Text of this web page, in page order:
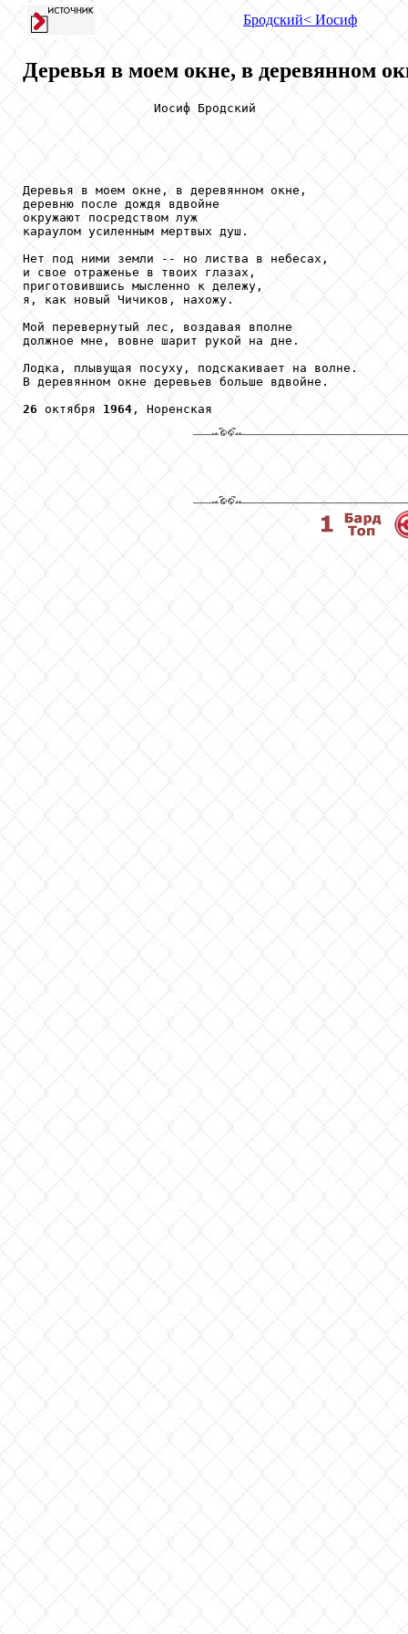
Бродский< Иосиф
Деревья в моем окне, в деревянном
                  Иосиф Бродский
Деревья в моем окне, в деревянном окне,
деревню после дождя вдвойне
окружают посредством луж
караулом усиленным мертвых душ.
Нет под ними земли -- но листва в небесах,
и свое отраженье в твоих глазах,
приготовившись мысленно к дележу,
я, как новый Чичиков, нахожу.
Мой перевернутый лес, воздавая вполне
должное мне, вовне шарит рукой на дне.
Лодка, плывущая посуху, подскакивает на волне.
В деревянном окне деревьев больше вдвойне.
26 октября 1964